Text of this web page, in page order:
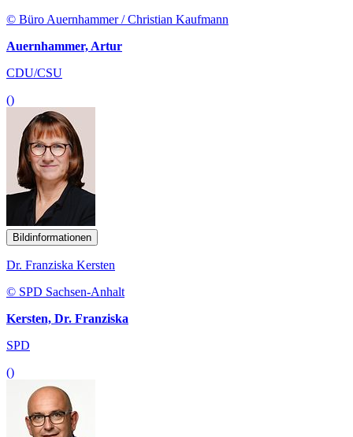
© Büro Auernhammer / Christian Kaufmann
Auernhammer, Artur
CDU/CSU
()
Bildinformationen
Dr. Franziska Kersten
© SPD Sachsen-Anhalt
Kersten, Dr. Franziska
SPD
()